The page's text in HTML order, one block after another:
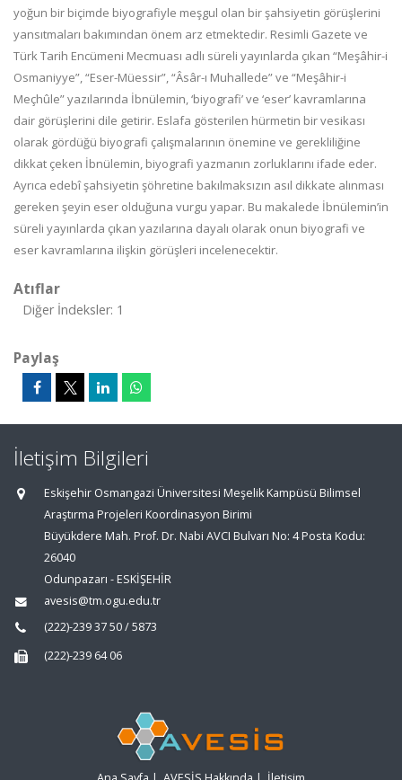
yoğun bir biçimde biyografiyle meşgul olan bir şahsiyetin görüşlerini
yansıtmaları bakımından önem arz etmektedir. Resimli Gazete ve
Türk Tarih Encümeni Mecmuası adlı süreli yayınlarda çıkan “Meşâhir-i
Osmaniyye”, “Eser-Müessir”, “Âsâr-ı Muhallede” ve “Meşâhir-i
Meçhûle” yazılarında İbnülemin, ‘biyografi’ ve ‘eser’ kavramlarına
dair görüşlerini dile getirir. Eslafa gösterilen hürmetin bir vesikası
olarak gördüğü biyografi çalışmalarının önemine ve gerekliliğine
dikkat çeken İbnülemin, biyografi yazmanın zorluklarını ifade eder.
Ayrıca edebî şahsiyetin şöhretine bakılmaksızın asıl dikkate alınması
gereken şeyin eser olduğuna vurgu yapar. Bu makalede İbnülemin’in
süreli yayınlarda çıkan yazılarına dayalı olarak onun biyografi ve
eser kavramlarına ilişkin görüşleri incelenecektir.
Atıflar
Diğer İndeksler: 1
Paylaş
İletişim Bilgileri
Eskişehir Osmangazi Üniversitesi Meşelik Kampüsü Bilimsel
Araştırma Projeleri Koordinasyon Birimi
Büyükdere Mah. Prof. Dr. Nabi AVCI Bulvarı No: 4 Posta Kodu:
26040
Odunpazarı - ESKİŞEHİR
avesis@tm.ogu.edu.tr
(222)-239 37 50 / 5873
(222)-239 64 06